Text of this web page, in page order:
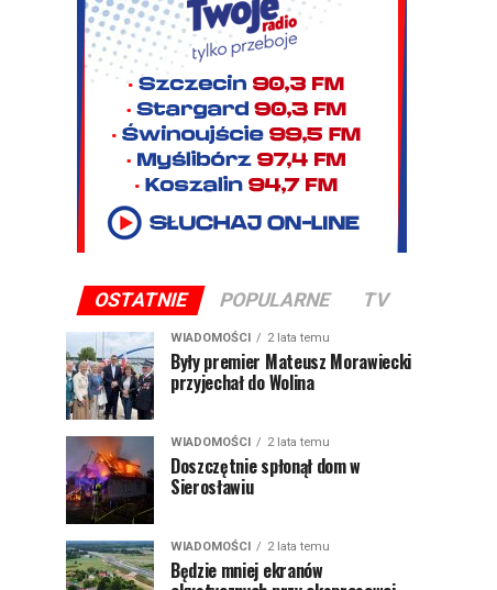
OSTATNIE POPULARNE TV
WIADOMOŚCI 2 lata temu
Były premier Mateusz Morawiecki
przyjechał do Wolina
WIADOMOŚCI 2 lata temu
Doszczętnie spłonął dom w
Sierosławiu
WIADOMOŚCI 2 lata temu
Będzie mniej ekranów